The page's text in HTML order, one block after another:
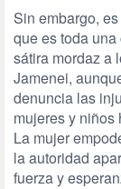
Sin embargo,
que es toda
sátira mordaz a
Jamenei,
denuncia las
mujeres y niños
La mujer
la autoridad
fuerza y